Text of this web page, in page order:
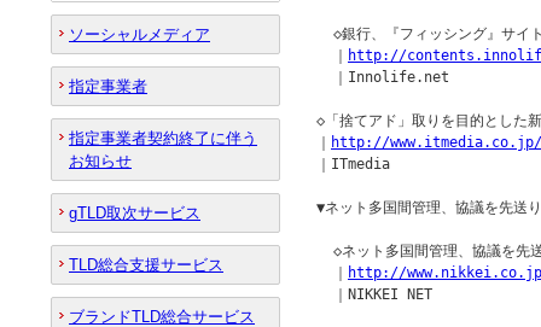
◇銀行、『フィッシング』サイ
http://
  ｜Innolife.net
◇「捨てアド」取りを目的とした
http://
｜ITmedia
▼ネット多国間管理、協議を先送
◇ネット多国間管理、協議を先
http://www.nikkei.co.jp/
  ｜NIKKEI NET
ソーシャルメディア
指定事業者
指定事業者契約終了に伴う
お知らせ
gTLD取次サービス
TLD総合支援サービス
ブランドTLD総合サービス